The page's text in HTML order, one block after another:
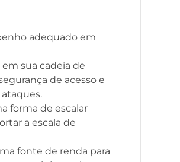
adequado em
sua cadeia de
de acesso e
forma de escalar
a escala de
fonte de renda para